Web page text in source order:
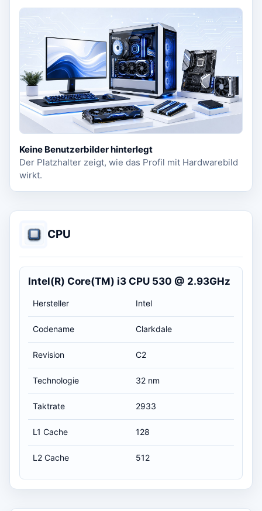
Keine Benutzerbilder hinterlegt
Der Platzhalter zeigt, wie das Profil mit Hardwarebild
wirkt.
CPU
Intel(R) Core(TM) i3 CPU 530 @ 2.93GHz
Hersteller Intel
Codename Clarkdale
Revision C2
Technologie 32 nm
Taktrate 2933
L1 Cache 128
L2 Cache 512